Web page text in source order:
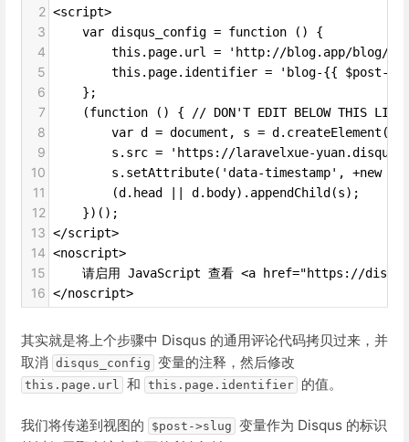
2 <script>
3
    var disqus_config = function () {
4
this.page.url = 'http://blog.app/blog/{{
5
this.page.identifier = 'blog-{{ $post-
6
    };
7
    (function () { // DON'T EDIT BELOW THIS LINE
8
var d = document, s =
9
s.src = 'https://laravelxue-
10
s.setAttribute('data-timestamp', +new
11
        (d.head || d.body).appendChild(s);
12
    })();
13 </script>
14 <noscript>
15
请启用 JavaScript 查看 <a href="https://
16 </noscript>
其实就是将上个步骤中 Disqus 的通用评论代码拷贝过来，并
取消 disqus_config 变量的注释，然后修改
this.page.url 和 this.page.identifier 的值。
我们将传递到视图的 $post->slug 变量作为 Disqus 的标识